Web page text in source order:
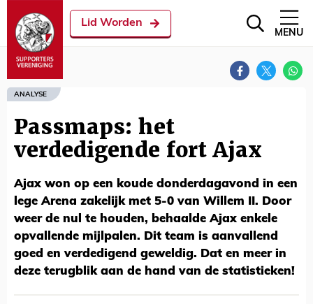
Lid Worden
MENU
ANALYSE
Passmaps: het
verdedigende fort Ajax
Ajax won op een koude donderdagavond in een
lege Arena zakelijk met 5-0 van Willem II. Door
weer de nul te houden, behaalde Ajax enkele
opvallende mijlpalen. Dit team is aanvallend
goed en verdedigend geweldig. Dat en meer in
deze terugblik aan de hand van de statistieken!